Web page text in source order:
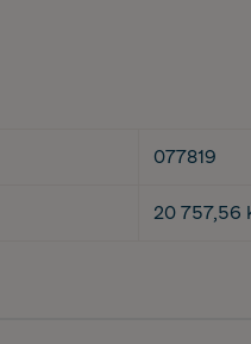
077819
20 757,56